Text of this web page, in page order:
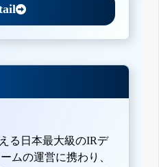
る日本最大級のIRデ
ムの運営に携わり、